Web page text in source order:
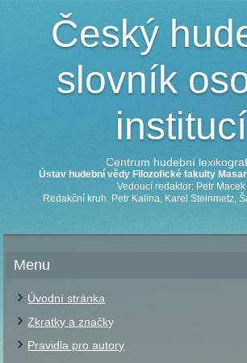
Český
slovník
institucí
Centrum hudební
Ústav hudební vědy Filozofické fakulty
Vedoucí redaktor: Petr Macek
Redakční kruh: Petr Kalina, Karel Steinmetz,
Menu
Úvodní stránka
Zkratky a značky
Pravidla pro autory